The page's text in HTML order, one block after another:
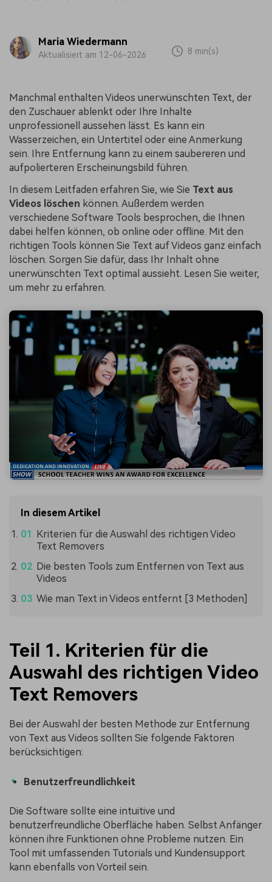
Maria Wiedermann
Aktualisiert am 12-06-2026 8 min(s)
Manchmal enthalten Videos unerwünschten Text, der
den Zuschauer ablenkt oder Ihre Inhalte
unprofessionell aussehen lässt. Es kann ein
Wasserzeichen, ein Untertitel oder eine Anmerkung
sein. Ihre Entfernung kann zu einem saubereren und
aufpolierteren Erscheinungsbild führen.
In diesem Leitfaden erfahren Sie, wie Sie Text aus
Videos löschen können. Außerdem werden
verschiedene Software Tools besprochen, die Ihnen
dabei helfen können, ob online oder offline. Mit den
richtigen Tools können Sie Text auf Videos ganz einfach
löschen. Sorgen Sie dafür, dass Ihr Inhalt ohne
unerwünschten Text optimal aussieht. Lesen Sie weiter,
um mehr zu erfahren.
In diesem Artikel
Kriterien für die Auswahl des richtigen Video
Text Removers
Die besten Tools zum Entfernen von Text aus
Videos
Wie man Text in Videos entfernt [3 Methoden]
Teil 1. Kriterien für die
Auswahl des richtigen Video
Text Removers
Bei der Auswahl der besten Methode zur Entfernung
von Text aus Videos sollten Sie folgende Faktoren
berücksichtigen:
Benutzerfreundlichkeit
Die Software sollte eine intuitive und
benutzerfreundliche Oberfläche haben. Selbst Anfänger
können ihre Funktionen ohne Probleme nutzen. Ein
Tool mit umfassenden Tutorials und Kundensupport
kann ebenfalls von Vorteil sein.